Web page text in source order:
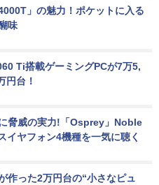
」の魅力！ポケットに入る
味
Ti搭載ゲーミングPCが7万5,
円台！
脅威の実力!「Osprey」Noble
イヤフォン4機種を一気に聴く
作った2万円台の“小さなピュ